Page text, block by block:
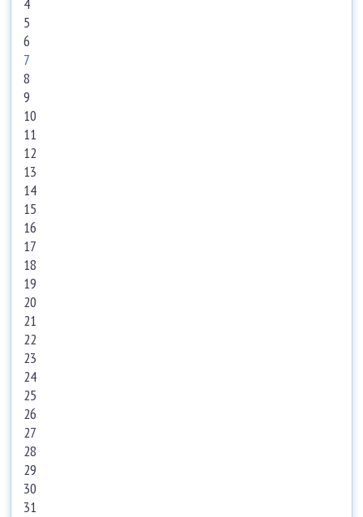
5
6
7
8
9
10
11
12
13
14
15
16
17
18
19
20
21
22
23
24
25
26
27
28
29
30
31